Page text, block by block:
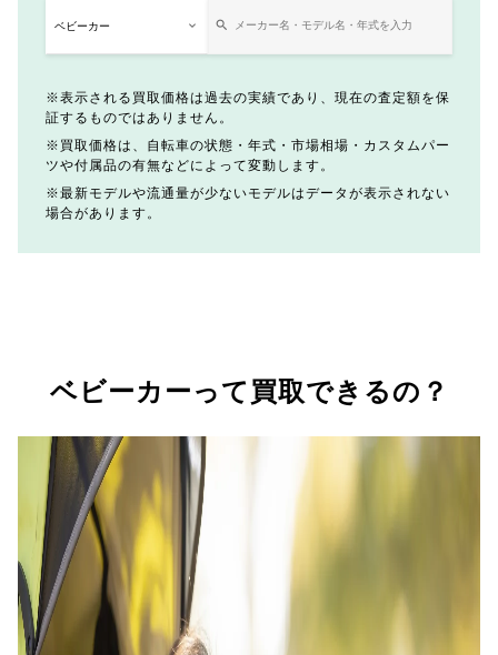
表示される買取価格は過去の実績であり、現在の査定額を保
証するものではありません。
買取価格は、自転車の状態・年式・市場相場・カスタムパー
ツや付属品の有無などによって変動します。
最新モデルや流通量が少ないモデルはデータが表示されない
場合があります。
ベビーカーって買取できるの？